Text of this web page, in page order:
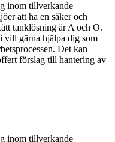
inom tillverkande
att ha en säker och
tanklösning är A och O.
vill gärna hjälpa dig som
Det kan
förslag till hantering av
inom tillverkande